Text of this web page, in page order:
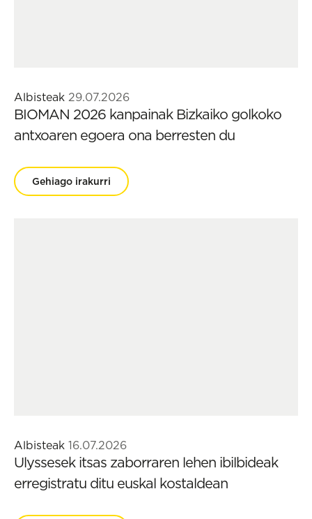
Albisteak 29.07.2026
BIOMAN 2026 kanpainak Bizkaiko golkoko
antxoaren egoera ona berresten du
Gehiago irakurri
Albisteak 16.07.2026
Ulyssesek itsas zaborraren lehen ibilbideak
erregistratu ditu euskal kostaldean